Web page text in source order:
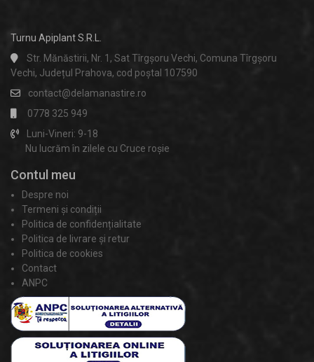
Turnu Apiplant S.R.L.
Str. Mănăstirii, Nr. 1, Sat Tîrgșoru Vechi, Comuna Tîrgșoru
Vechi, Județul Prahova, cod poștal 107590
contact@delamanastire.ro
0778 325 949
Luni-Vineri: 9-18
Nu lucrăm în zilele cu Cruce roșie
Contul meu
Despre noi
Termeni și condiții
Politica de confidențialitate
Politica de livrare și retur
Politica de cookies
Contact
ANPC